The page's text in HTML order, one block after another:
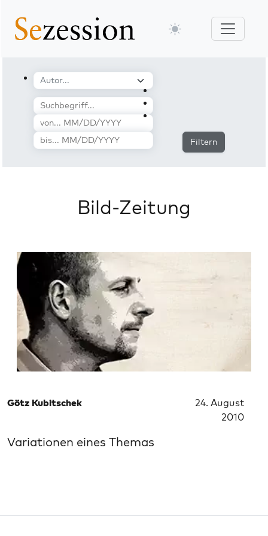
Filtern
Bild-Zeitung
Götz Kubitschek
24. August
2010
Variationen eines Themas